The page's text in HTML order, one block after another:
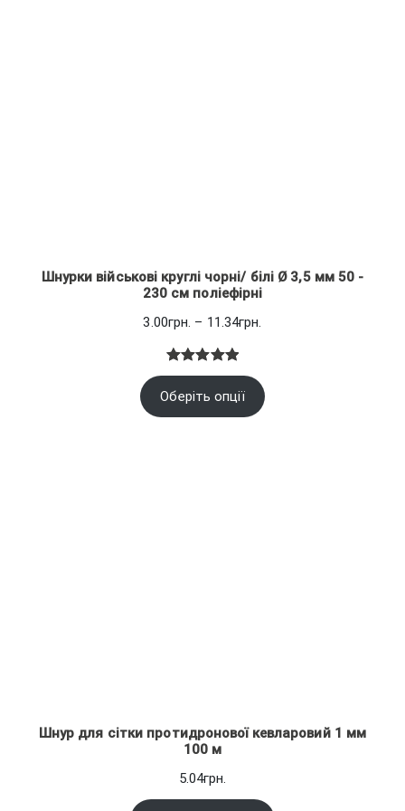
Шнурки військові круглі чорні/ білі Ø 3,5 мм 50 -
230 см поліефірні
3.00грн. – 11.34грн.
3.00грн.
до
Рейтинг
5.00з 5
на основі
1
Оберіть опції
Шнур для сітки протидронової кевларовий 1 мм
100 м
5.04грн.